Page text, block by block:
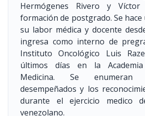
Hermógenes Rivero y
formación de postgrado. Se
su labor médica y docente
ingresa como interno de
Instituto Oncológico Luis
últimos días en la
Medicina. Se
desempeñados y los
durante el ejercicio medico
venezolano.